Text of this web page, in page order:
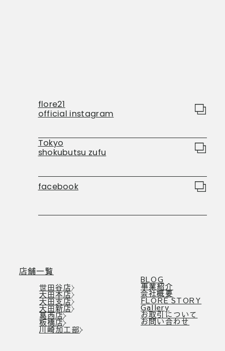
flore21
official instagram
Tokyo
shokubutsu zufu
facebook
店舗一覧
世田谷店
大田本店
大田支店
大田新店
葛西店
板橋店
川崎加工部
BLOG
事業紹介
会社概要
FLORE STORY
Gallery
お取引について
お問い合わせ